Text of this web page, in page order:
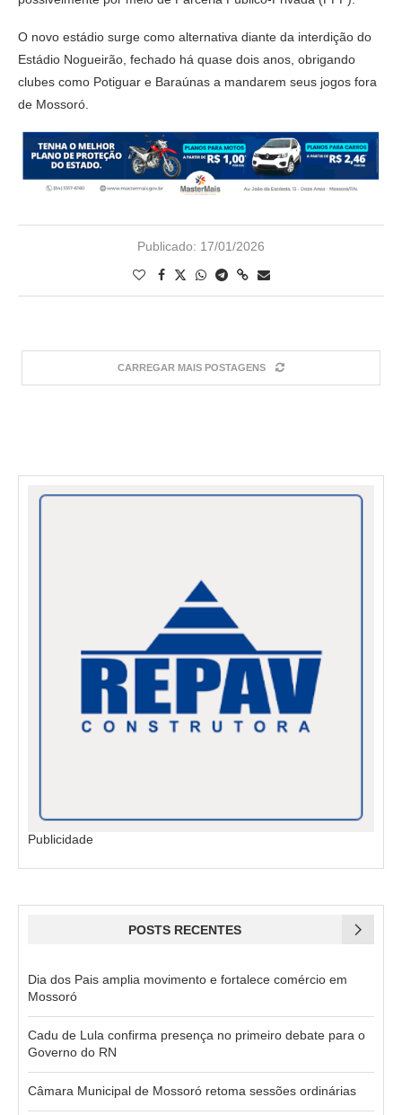
O novo estádio surge como alternativa diante da interdição do
Estádio Nogueirão, fechado há quase dois anos, obrigando
clubes como Potiguar e Baraúnas a mandarem seus jogos fora
de Mossoró.
Publicado: 17/01/2026
CARREGAR MAIS POSTAGENS
Publicidade
POSTS RECENTES
Dia dos Pais amplia movimento e fortalece comércio em
Mossoró
Cadu de Lula confirma presença no primeiro debate para o
Governo do RN
Câmara Municipal de Mossoró retoma sessões ordinárias